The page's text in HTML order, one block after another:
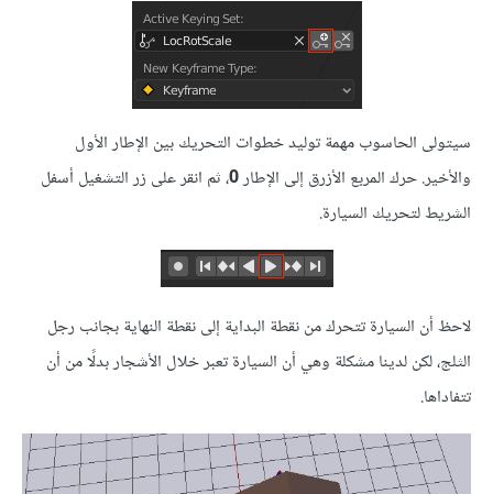
سيتولى الحاسوب مهمة توليد خطوات التحريك بين الإطار الأول
والأخير. حرك المربع الأزرق إلى الإطار0، ثم انقر على زر التشغيل أسفل
الشريط لتحريك السيارة.
لاحظ أن السيارة تتحرك من نقطة البداية إلى نقطة النهاية بجانب رجل
الثلج، لكن لدينا مشكلة وهي أن السيارة تعبر خلال الأشجار بدلًا من أن
تتفاداها.